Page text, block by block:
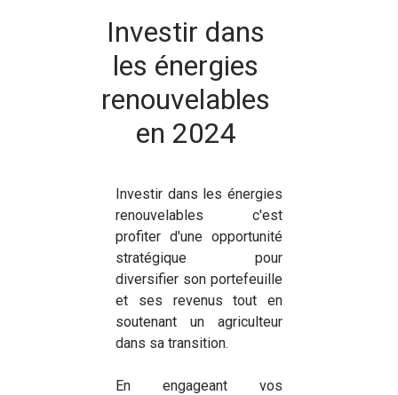
Investir dans
les énergies
renouvelables
en 2024
Investir dans les énergies
renouvelables c'est
profiter d'une opportunité
stratégique pour
diversifier son portefeuille
et ses revenus tout en
soutenant un agriculteur
dans sa transition.
En engageant vos